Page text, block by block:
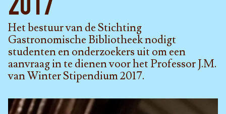
2017
Het bestuur van de Stichting
Gastronomische Bibliotheek nodigt
studenten en onderzoekers uit om een
aanvraag in te dienen voor het Professor J.M.
van Winter Stipendium 2017.